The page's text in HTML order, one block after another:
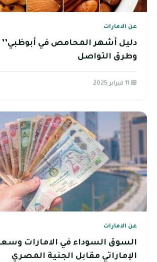
عن الامارات
دليل أشهر المحامص في أبوظبي’’
وطرق التواصل
📅 11 فبراير 2025
عن الامارات
السوق السوداء في الامارات
الإماراتي مقابل الجنية المصري